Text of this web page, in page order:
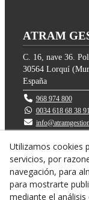
ATRAM
C. 16, nave 36.
30564 Lorquí (
España
968 974 800
0034 618 68 38 91
Utilizamos cookies
servicios, por
navegación, para
para mostrarte
mediante el